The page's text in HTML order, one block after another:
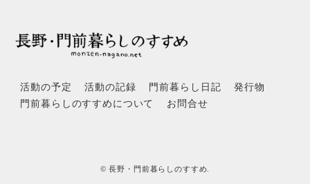
活動の予定 活動の記録 門前暮らし日記
発行物
門前暮らしのすすめについて
お問合せ
© 長野・門前暮らしのすすめ.